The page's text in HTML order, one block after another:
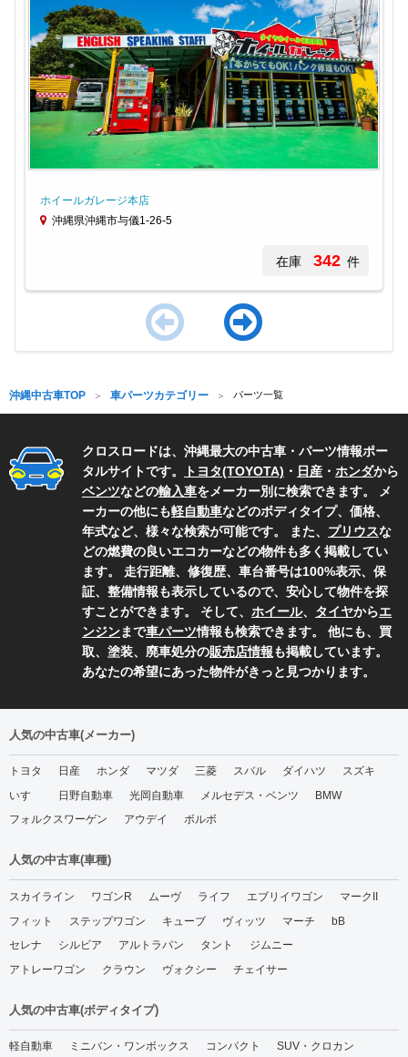
ホイールガレージ本店
沖縄県沖縄市与儀1-26-5
在庫 342 件
of
沖縄中古車TOP 車パーツカテゴリー パーツ一覧
クロスロードは、沖縄最大の中古車・パーツ情報ポー
タルサイトです。
トヨタ(TOYOTA) ・ 日産 ・ ホンダから
ベンツなどの輸入車をメーカー別に検索できます。 メ
ーカーの他にも軽自動車などのボディタイプ、価格、
年式など、様々な検索が可能です。 また、 プリウスな
どの燃費の良いエコカーなどの物件も多く掲載してい
ます。 走行距離、修復歴、車台番号は100%表示、保
証、整備情報も表示しているので、安心して物件を探
すことができます。 そして、 ホイール、 タイヤからエ
ンジンまで車パーツ情報も検索できます。 他にも、買
取、塗装、廃車処分の販売店情報も掲載しています。
あなたの希望にあった物件がきっと見つかります。
人気の中古車(メーカー)
トヨタ 日産 ホンダ マツダ 三菱 スバル ダイハツ
スズキ
いすゞ
日野自動車 光岡自動車 メルセデス・ベンツ
BMW
フォルクスワーゲン
アウデイ ボルボ
人気の中古車(車種)
スカイライン ワゴンR ムーヴ ライフ エブリイワゴン
マークII
フィット
ステップワゴン キューブ ヴィッツ マーチ
bB
セレナ
シルビア アルトラパン タント
ジムニー
アトレーワゴン
クラウン ヴォクシー チェイサー
人気の中古車(ボディタイプ)
軽自動車 ミニバン・ワンボックス コンパクト
SUV・クロカン